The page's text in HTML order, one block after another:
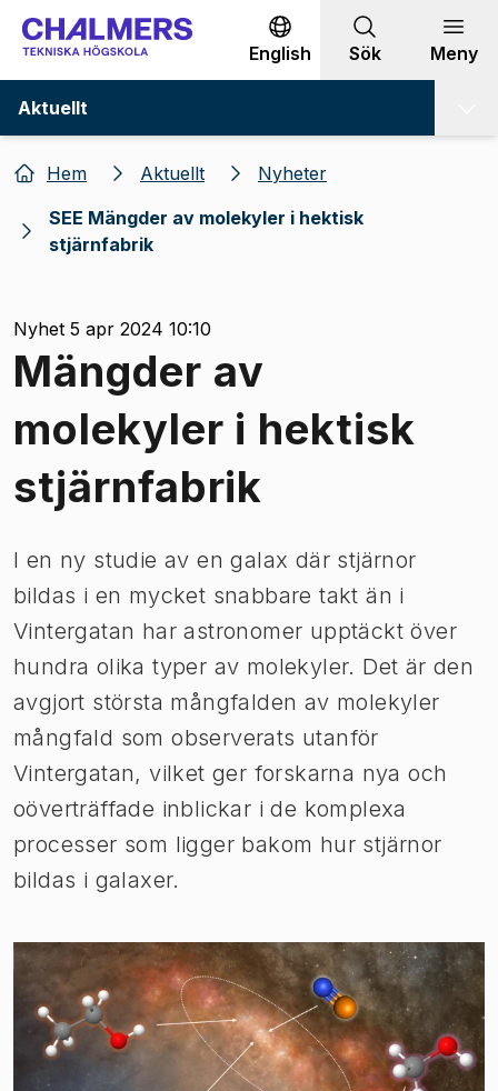
Gå till innehållet
English Sök Meny
Aktuellt
Hem Aktuellt
Nyheter
SEE Mängder av molekyler i hektisk
stjärnfabrik
Nyhet 5 apr 2024 10:10
Mängder av
molekyler i hektisk
stjärnfabrik
I en ny studie av en galax där stjärnor
bildas i en mycket snabbare takt än i
Vintergatan har astronomer upptäckt över
hundra olika typer av molekyler. Det är den
avgjort största mångfalden av molekyler
mångfald som observerats utanför
Vintergatan, vilket ger forskarna nya och
oöverträffade inblickar i de komplexa
processer som ligger bakom hur stjärnor
bildas i galaxer.